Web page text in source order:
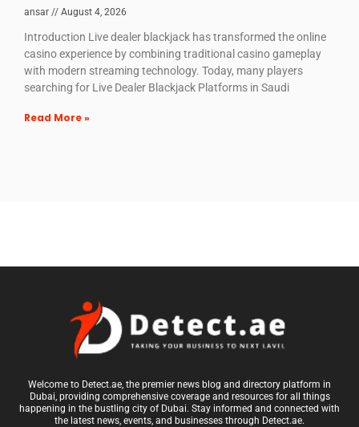
ansar August 4, 2026
Introduction Live dealer blackjack has transformed the online
casino experience by combining traditional casino gameplay
with modern streaming technology. Today, many players
searching for Live Dealer Blackjack Platforms in Saudi
Read More »
Welcome to Detect.ae, the premier news blog and directory platform in
Dubai, providing comprehensive coverage and resources for all things
happening in the bustling city of Dubai. Stay informed and connected with
the latest news, events, and businesses through Detect.ae.